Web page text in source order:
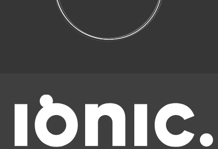
YOUR ELECTRICALLY–
CHARGED AGENCY